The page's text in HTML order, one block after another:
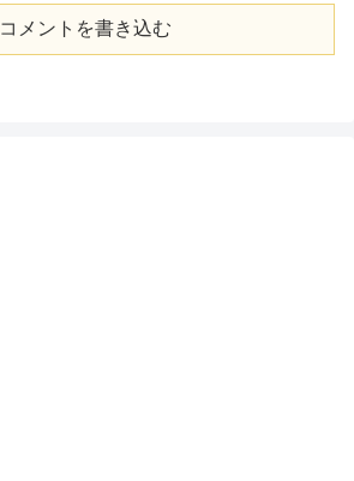
コメントを書き込む